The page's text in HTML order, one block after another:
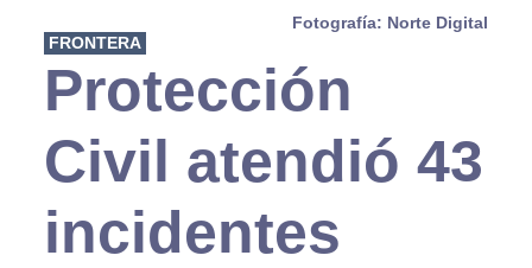
Fotografía: Norte Digital
FRONTERA
Protección
Civil atendió 43
incidentes